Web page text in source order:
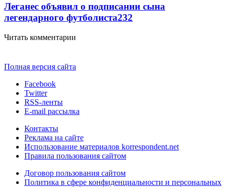
Леганес объявил о подписании сына
легендарного футболиста232
Читать комментарии
Полная версия сайта
Facebook
Twitter
RSS-ленты
E-mail рассылка
Контакты
Реклама на сайте
Использование материалов korrespondent.net
Правила пользования сайтом
Договор пользования сайтом
Политика в сфере конфиденциальности и персональных